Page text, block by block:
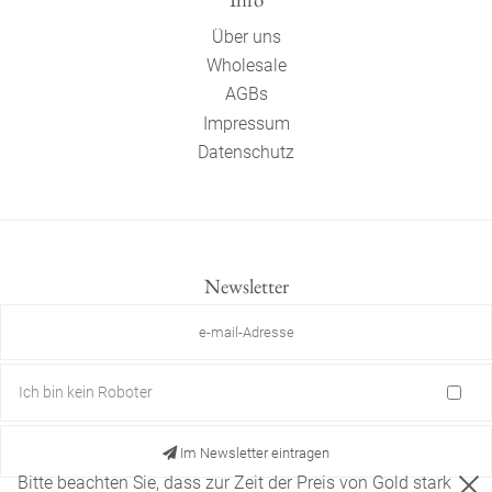
Über uns
Wholesale
AGBs
Impressum
Datenschutz
Newsletter
Ich bin kein Roboter
Im Newsletter eintragen
Bitte beachten Sie, dass zur Zeit der Preis von Gold stark